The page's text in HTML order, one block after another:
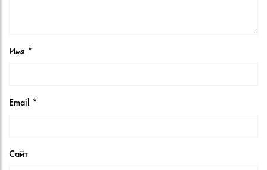
Имя *
Email *
Сайт